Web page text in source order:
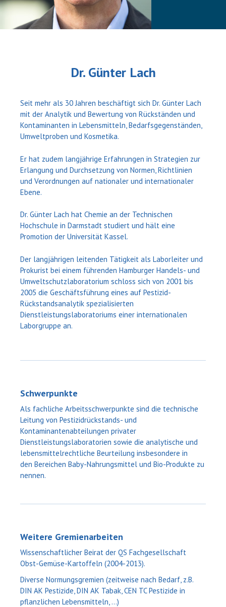
Dr. Günter Lach
Seit mehr als 30 Jahren beschäftigt sich Dr. Günter Lach
mit der Analytik und Bewertung von Rückständen und
Kontaminanten in Lebensmitteln, Bedarfsgegenständen,
Umweltproben und Kosmetika.
Er hat zudem langjährige Erfahrungen in Strategien zur
Erlangung und Durchsetzung von Normen, Richtlinien
und Verordnungen auf nationaler und internationaler
Ebene.
Dr. Günter Lach hat Chemie an der Technischen
Hochschule in Darmstadt studiert und hält eine
Promotion der Universität Kassel.
Der langjährigen leitenden Tätigkeit als Laborleiter und
Prokurist bei einem führenden Hamburger Handels- und
Umweltschutzlaboratorium schloss sich von 2001 bis
2005 die Geschäftsführung eines auf Pestizid-
Rückstandsanalytik spezialisierten
Dienstleistungslaboratoriums einer internationalen
Laborgruppe an.
Schwerpunkte
Als fachliche Arbeitsschwerpunkte sind die technische
Leitung von Pestizidrückstands- und
Kontaminantenabteilungen privater
Dienstleistungslaboratorien sowie die analytische und
lebensmittelrechtliche Beurteilung insbesondere in
den Bereichen Baby-Nahrungsmittel und Bio-Produkte zu
nennen.
Weitere Gremienarbeiten
Wissenschaftlicher Beirat der QS Fachgesellschaft
Obst-Gemüse-Kartoffeln (2004-2013).
Diverse Normungsgremien (zeitweise nach Bedarf, z.B.
DIN AK Pestizide, DIN AK Tabak, CEN TC Pestizide in
pflanzlichen Lebensmitteln, ...)